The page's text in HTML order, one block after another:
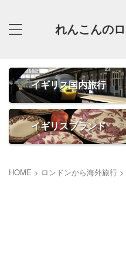
れんこんの
イギリス国内旅行
イギリスブランド
HOME > ロンドンから海外旅行 >